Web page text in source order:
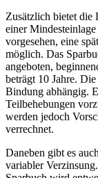
Zusätzlich bietet die
einer
vorgesehen, eine
möglich. Das
angeboten,
beträgt 10 Jahre.
Bindung abhängig.
Teilbehebungen
werden jedoch
verrechnet.
Daneben gibt es
variabler